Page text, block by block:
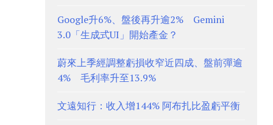
Google升6%、盤後再升逾2% Gemini
3.0「生成式UI」開始產金？
蔚來上季經調整虧損收窄近四成、盤前彈逾
4% 毛利率升至13.9%
文遠知行：收入增144% 阿布扎比盈虧平衡